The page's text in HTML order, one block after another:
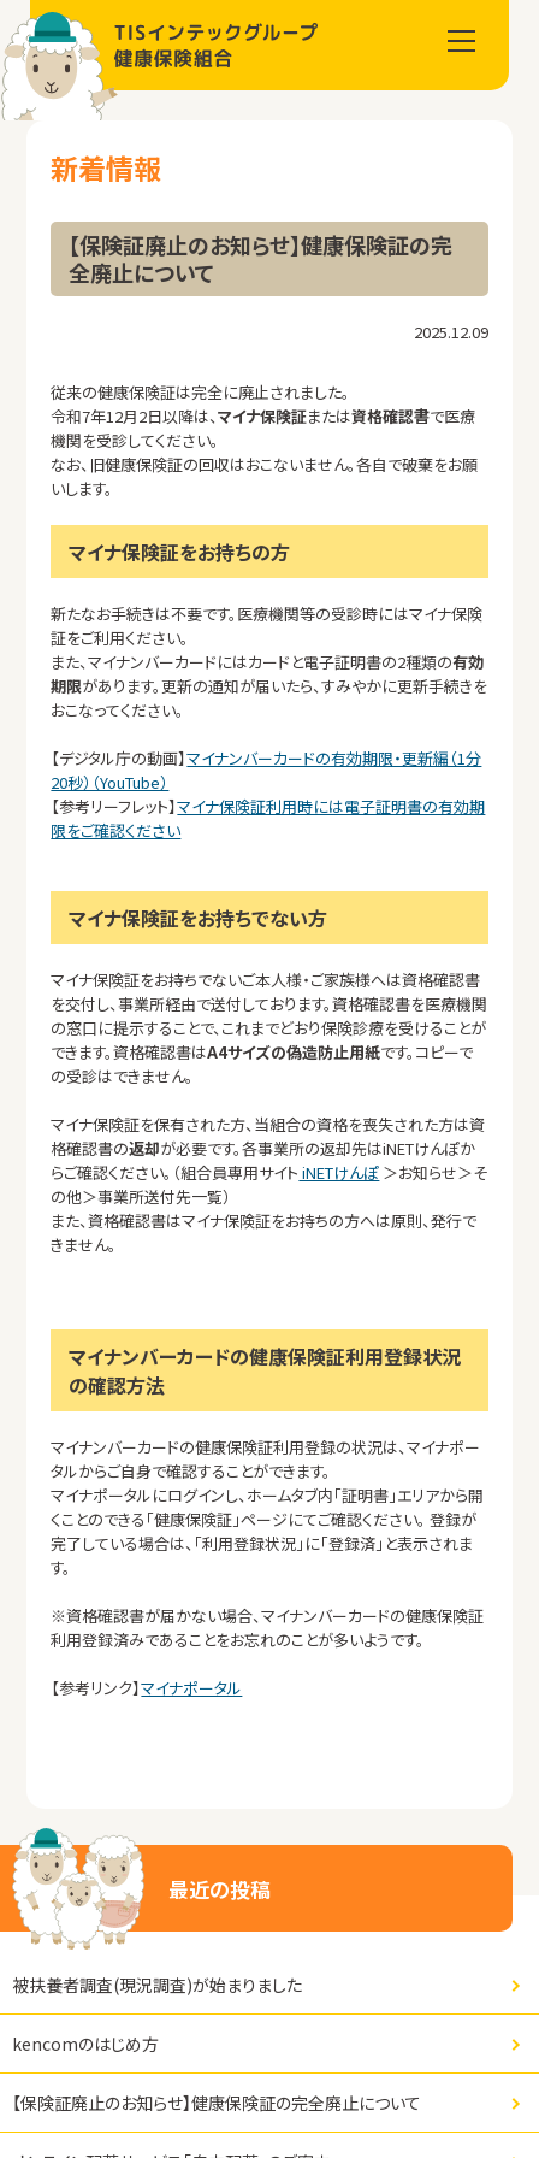
新着情報
【保険証廃止のお知らせ】健康保険証の完
全廃止について
2025.12.09
従来の健康保険証は完全に廃止されました。
令和7年12月2日以降は、マイナ保険証または資格確認書で医療
機関を受診してください。
なお、旧健康保険証の回収はおこないません。各自で破棄をお願
いします。
マイナ保険証をお持ちの方
新たなお手続きは不要です。医療機関等の受診時にはマイナ保険
証をご利用ください。
また、マイナンバーカードにはカードと電子証明書の2種類の有効
期限があります。更新の通知が届いたら、すみやかに更新手続きを
おこなってください。
【デジタル庁の動画】マイナンバーカードの有効期限・更新編（1分
20秒）（YouTube）
【参考リーフレット】マイナ保険証利用時には電子証明書の有効期
限をご確認ください
マイナ保険証をお持ちでない方
マイナ保険証をお持ちでないご本人様・ご家族様へは資格確認書
を交付し、事業所経由で送付しております。資格確認書を医療機関
の窓口に提示することで、これまでどおり保険診療を受けることが
できます。資格確認書はA4サイズの偽造防止用紙です。コピーで
の受診はできません。
マイナ保険証を保有された方、当組合の資格を喪失された方は資
格確認書の返却が必要です。各事業所の返却先はiNETけんぽか
らご確認ください。（組合員専用サイト iNETけんぽ ＞お知らせ＞そ
の他＞事業所送付先一覧）
また、資格確認書はマイナ保険証をお持ちの方へは原則、発行で
きません。
マイナンバーカードの健康保険証利用登録状況
の確認方法
マイナンバーカードの健康保険証利用登録の状況は、マイナポー
タルからご自身で確認することができます。
マイナポータルにログインし、ホームタブ内「証明書」エリアから開
くことのできる「健康保険証」ページにてご確認ください。 登録が
完了している場合は、「利用登録状況」に「登録済」と表示されま
す。
※資格確認書が届かない場合、マイナンバーカードの健康保険証
利用登録済みであることをお忘れのことが多いようです。
【参考リンク】マイナポータル
最近の投稿
被扶養者調査(現況調査)が始まりました
kencomのはじめ方
【保険証廃止のお知らせ】健康保険証の完全廃止について